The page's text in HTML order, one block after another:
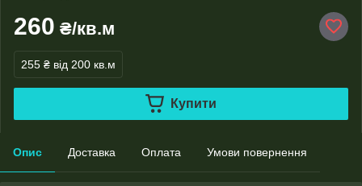
260 ₴/кв.м
255 ₴ від 200 кв.м
Купити
Опис Доставка Оплата Умови повернення